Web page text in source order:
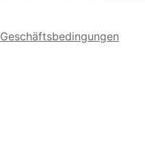
Geschäftsbedingungen